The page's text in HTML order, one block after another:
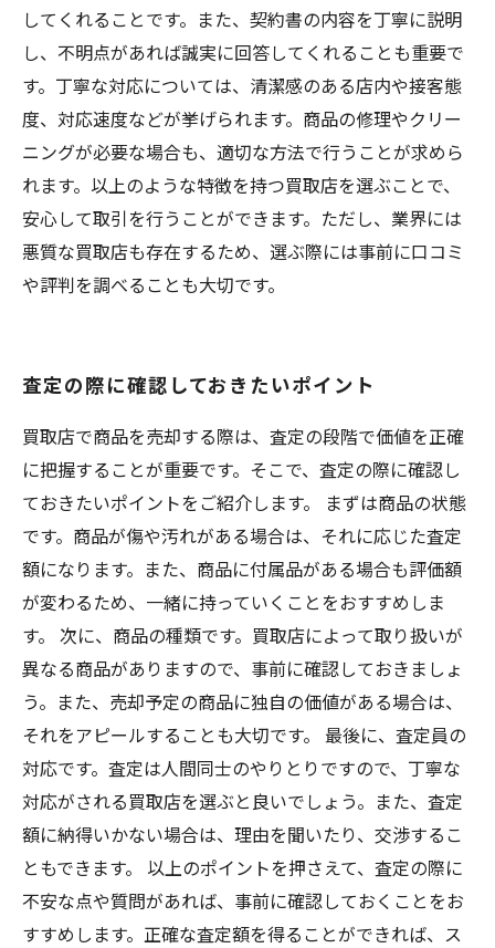
してくれることです。また、契約書の内容を丁寧に説明
し、不明点があれば誠実に回答してくれることも重要で
す。丁寧な対応については、清潔感のある店内や接客態
度、対応速度などが挙げられます。商品の修理やクリー
ニングが必要な場合も、適切な方法で行うことが求めら
れます。以上のような特徴を持つ買取店を選ぶことで、
安心して取引を行うことができます。ただし、業界には
悪質な買取店も存在するため、選ぶ際には事前に口コミ
や評判を調べることも大切です。
査定の際に確認しておきたいポイント
買取店で商品を売却する際は、査定の段階で価値を正確
に把握することが重要です。そこで、査定の際に確認し
ておきたいポイントをご紹介します。 まずは商品の状態
です。商品が傷や汚れがある場合は、それに応じた査定
額になります。また、商品に付属品がある場合も評価額
が変わるため、一緒に持っていくことをおすすめしま
す。 次に、商品の種類です。買取店によって取り扱いが
異なる商品がありますので、事前に確認しておきましょ
う。また、売却予定の商品に独自の価値がある場合は、
それをアピールすることも大切です。 最後に、査定員の
対応です。査定は人間同士のやりとりですので、丁寧な
対応がされる買取店を選ぶと良いでしょう。また、査定
額に納得いかない場合は、理由を聞いたり、交渉するこ
ともできます。 以上のポイントを押さえて、査定の際に
不安な点や質問があれば、事前に確認しておくことをお
すすめします。正確な査定額を得ることができれば、ス